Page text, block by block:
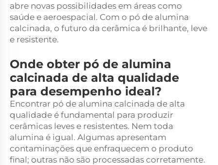
abre novas possibilidades em áreas como
saúde e aeroespacial. Com o pó de alumina
calcinada, o futuro da cerâmica é brilhante, leve
e resistente.
Onde obter pó de alumina
calcinada de alta qualidade
para desempenho ideal?
Encontrar pó de alumina calcinada de alta
qualidade é fundamental para produzir
cerâmicas leves e resistentes. Nem toda
alumina é igual. Algumas apresentam
contaminações que enfraquecem o produto
final; outras não são processadas corretamente.